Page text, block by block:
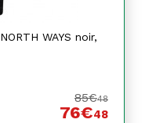
WAYS noir,
85€48
76€48